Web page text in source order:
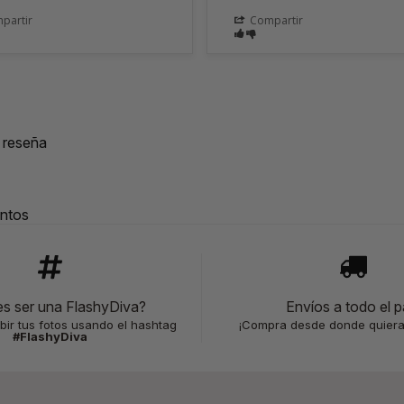
Compartir
ser una FlashyDiva?
tus fotos usando el hashtag
#FlashyDiva
Envíos a todo el
¡Compra desde donde